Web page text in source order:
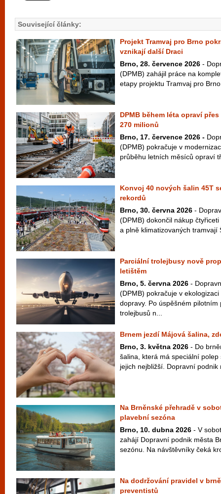
Související články:
Projekt Tramvaj pro Brno
vznikají další Draci
Brno, 28. července 2026 -
(DPMB) zahájil práce na
etapy projektu Tramvaj pro
DPMB během léta opraví
270 milionů
Brno, 17. července 2026 -
(DPMB) pokračuje v
průběhu letních měsíců opraví
Konvoj 40 nových šalin 45T
rekordů
Brno, 30. června 2026 -
(DPMB) dokončil nákup
a plně klimatizovaných tramvají
Parciální trolejbusy nově
letištěm
Brno, 5. června 2026 -
(DPMB) pokračuje v
dopravy. Po úspěšném
trolejbusů n...
Brnem jezdí Májová šalina,
Brno, 3. května 2026 - Do
šalina, která má speciální
jejich nejbližší. Dopravní podnik
Na Brněnské přehradě v
plavební sezóna
Brno, 10. dubna 2026 - V
zahájí Dopravní podnik města
sezónu. Na návštěvníky čeká
Na dodržování pravidel v
preventistů